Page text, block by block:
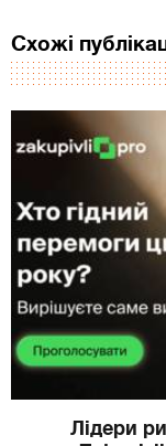
Схожі
Лідери